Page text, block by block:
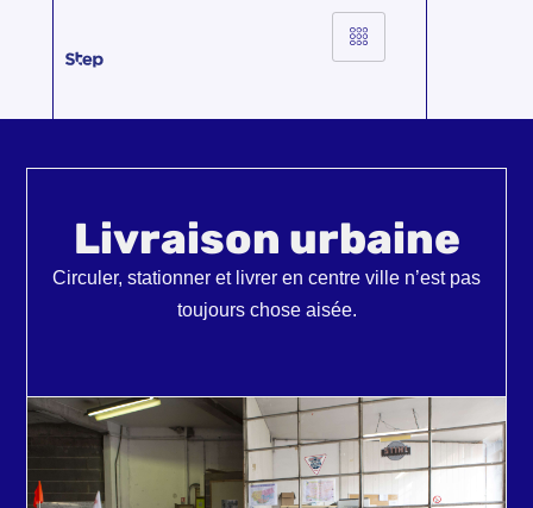
Livraison urbaine
Circuler, stationner et livrer en centre ville n’est pas
toujours chose aisée.